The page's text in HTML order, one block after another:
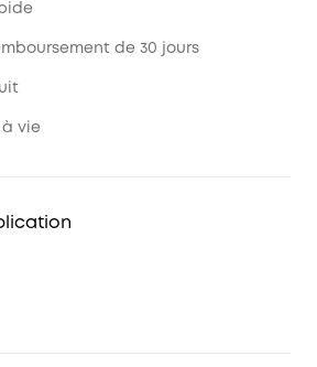
de 30 jours
vie